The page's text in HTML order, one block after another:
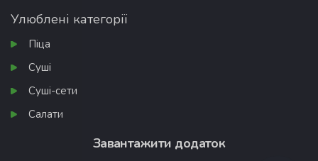
Улюблені категорії
Піца
Суші
Суші-сети
Салати
Завантажити додаток